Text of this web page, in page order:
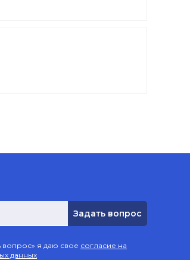
вопрос» я даю свое согласие на
данных